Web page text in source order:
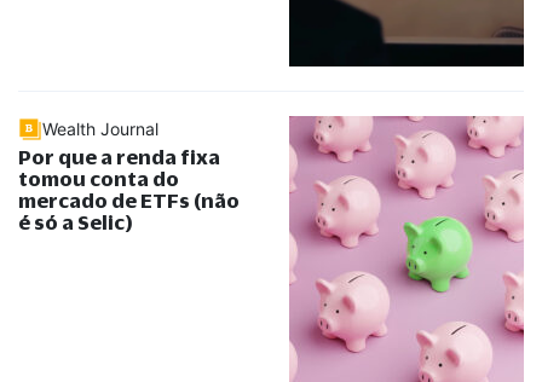
Wealth Journal
Por que a renda fixa
tomou conta do
mercado de ETFs (não
é só a Selic)